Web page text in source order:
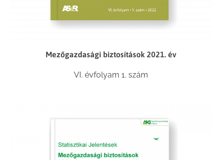
Mezőgazdasági biztosítások 2021. év
VI. évfolyam 1. szám